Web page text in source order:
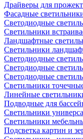
Драйверы для
Фасадные
Светодиодные
Светильники
Ландшафтные
Светильники
Светодиодные
Светодиодные
Светодиодные
Светильники
Линейные
Подводные для
Светильники
Светильники
Подсветка картин и